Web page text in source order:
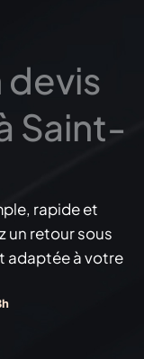
devis
Saint-
rapide et
un retour sous
adaptée à votre